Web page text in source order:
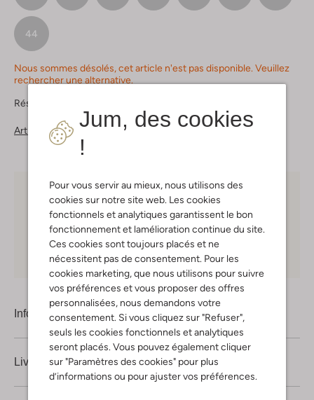
Jum, des cookies
!
Pour vous servir au mieux, nous utilisons des
cookies sur notre site web. Les cookies
fonctionnels et analytiques garantissent le bon
fonctionnement et lamélioration continue du site.
Ces cookies sont toujours placés et ne
nécessitent pas de consentement. Pour les
cookies marketing, que nous utilisons pour suivre
vos préférences et vous proposer des offres
personnalisées, nous demandons votre
consentement. Si vous cliquez sur "Refuser",
seuls les cookies fonctionnels et analytiques
seront placés. Vous pouvez également cliquer
sur "Paramètres des cookies" pour plus
d’informations ou pour ajuster vos préférences.
44
Nous sommes désolés, cet article n'est pas disponible. Veuillez
rechercher une alternative.
Réservez directement dans l&apos;une de nos 37 boutiques
Articles similaires
Choisissez vous-même votre moment de livraison
30 joursde retours
Shopping en ligne en toute sécurité
Information produit
Livraison & retours